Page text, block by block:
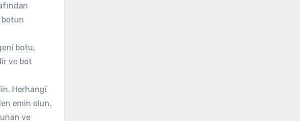
botun
botu,
ve bot
Herhangi
emin olun.
ve